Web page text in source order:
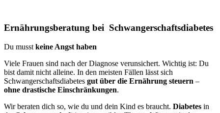
Ernährungsberatung bei Schwangerschaftsdiabetes
Du musst keine Angst haben
Viele Frauen sind nach der Diagnose verunsichert. Wichtig ist: Du
bist damit nicht alleine. In den meisten Fällen lässt sich
Schwangerschaftsdiabetes gut über die Ernährung steuern –
ohne drastische Einschränkungen.
Wir beraten dich so, wie du und dein Kind es braucht. Diabetes in